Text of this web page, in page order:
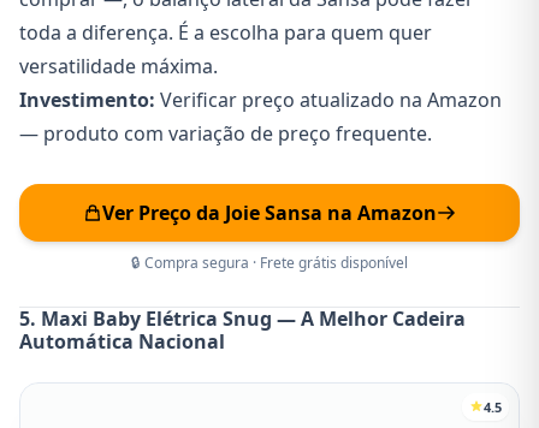
toda a diferença. É a escolha para quem quer
versatilidade máxima.
Investimento: Verificar preço atualizado na Amazon
— produto com variação de preço frequente.
Ver Preço da Joie Sansa na Amazon
🔒 Compra segura · Frete grátis disponível
5. Maxi Baby Elétrica Snug — A Melhor Cadeira
Automática Nacional
4.5